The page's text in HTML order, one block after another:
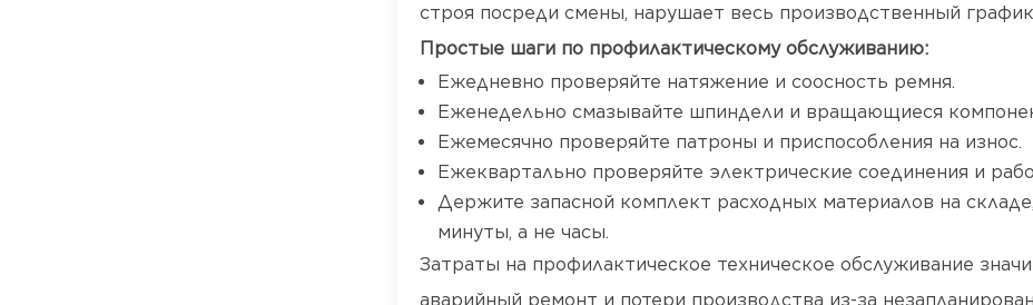
строя посреди смены, нарушает весь производственный
Простые шаги по профилактическому обслуживанию:
Ежедневно проверяйте натяжение и соосность ремня.
Еженедельно смазывайте шпиндели и вращающиеся
Ежемесячно проверяйте патроны и приспособления на износ.
Ежеквартально проверяйте электрические соединения и
Держите запасной комплект расходных материалов на
минуты, а не часы.
Затраты на профилактическое техническое обслуживание
аварийный ремонт и потери производства из-за